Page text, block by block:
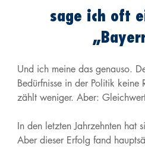
sage ich oft
Und ich meine das genauso.
Bedürfnisse in der Politik
zählt weniger. Aber:
In den letzten Jahrzehnten hat
Aber dieser Erfolg fand